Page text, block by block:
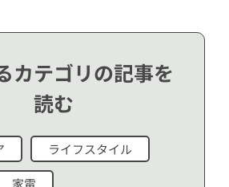
カテゴリの記事を
読む
ライフスタイル
家電